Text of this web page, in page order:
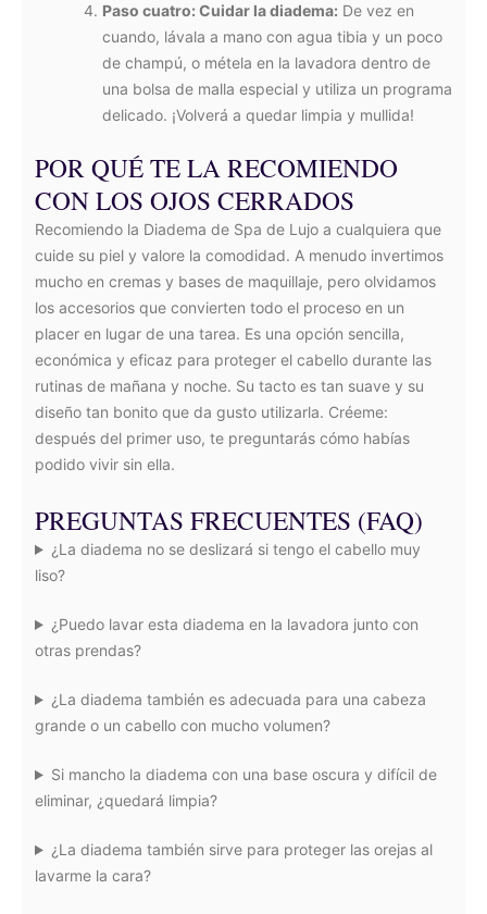
Paso cuatro: Cuidar la diadema: De vez en
cuando, lávala a mano con agua tibia y un poco
de champú, o métela en la lavadora dentro de
una bolsa de malla especial y utiliza un programa
delicado. ¡Volverá a quedar limpia y mullida!
POR QUÉ TE LA RECOMIENDO
CON LOS OJOS CERRADOS
Recomiendo la Diadema de Spa de Lujo a cualquiera que
cuide su piel y valore la comodidad. A menudo invertimos
mucho en cremas y bases de maquillaje, pero olvidamos
los accesorios que convierten todo el proceso en un
placer en lugar de una tarea. Es una opción sencilla,
económica y eficaz para proteger el cabello durante las
rutinas de mañana y noche. Su tacto es tan suave y su
diseño tan bonito que da gusto utilizarla. Créeme:
después del primer uso, te preguntarás cómo habías
podido vivir sin ella.
PREGUNTAS FRECUENTES (FAQ)
¿La diadema no se deslizará si tengo el cabello muy
liso?
¿Puedo lavar esta diadema en la lavadora junto con
otras prendas?
¿La diadema también es adecuada para una cabeza
grande o un cabello con mucho volumen?
Si mancho la diadema con una base oscura y difícil de
eliminar, ¿quedará limpia?
¿La diadema también sirve para proteger las orejas al
lavarme la cara?